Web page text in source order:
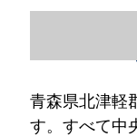
青森県北津軽
す。すべて中